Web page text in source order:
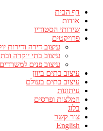
דף הבית
אודות
שירותי הסטודיו
פרויקטים
עיצוב דירה ודירות
עיצוב בתי יוקרה
עיצוב פנים
עיצוב בתים ביוון
עיצוב בתים בעולם
עיתונות
המלצות ופרסים
בלוג
צור קשר
English